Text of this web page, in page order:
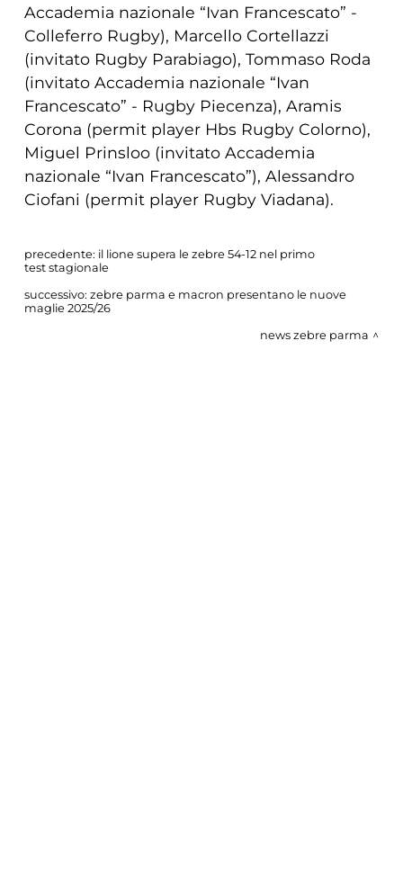
Accademia nazionale “Ivan Francescato” -
Colleferro Rugby), Marcello Cortellazzi
(invitato Rugby Parabiago), Tommaso Roda
(invitato Accademia nazionale “Ivan
Francescato” - Rugby Piecenza), Aramis
Corona (permit player Hbs Rugby Colorno),
Miguel Prinsloo (invitato Accademia
nazionale “Ivan Francescato”), Alessandro
Ciofani (permit player Rugby Viadana).
precedente: il lione supera le zebre 54-12 nel primo
test stagionale
successivo: zebre parma e macron presentano le nuove
maglie 2025/26
news zebre parma